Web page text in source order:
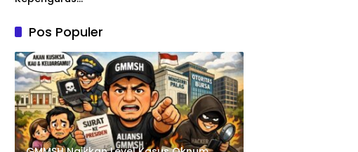
Tunggu
Kelengkapan
Administrasi
Pos Populer